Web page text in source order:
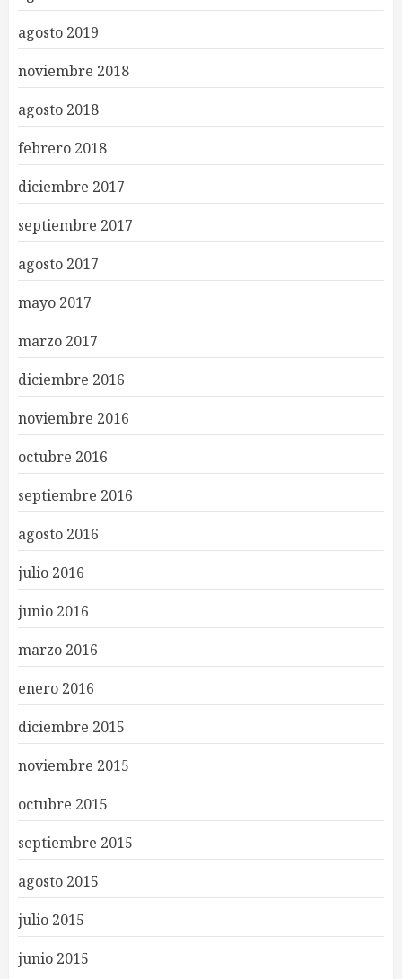
agosto 2019
noviembre 2018
agosto 2018
febrero 2018
diciembre 2017
septiembre 2017
agosto 2017
mayo 2017
marzo 2017
diciembre 2016
noviembre 2016
octubre 2016
septiembre 2016
agosto 2016
julio 2016
junio 2016
marzo 2016
enero 2016
diciembre 2015
noviembre 2015
octubre 2015
septiembre 2015
agosto 2015
julio 2015
junio 2015